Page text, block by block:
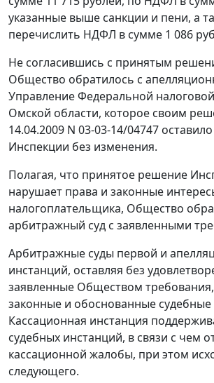
указанные выше санкции и пени, а
перечислить НДФЛ в сумме 1 086
Не согласившись с принятым
Общество обратилось с
Управление Федеральной
Омской области, которое своим
14.04.2009 N 03-03-14/04747
Инспекции без изменения.
Полагая, что принятое решение
нарушает права и законные
налогоплательщика, Общество
арбитражный суд с заявленными
Арбитражные суды первой и
инстанций, оставляя без
заявленные Обществом
законные и обоснованные судебные
Кассационная инстанция
судебных инстанций, в связи с чем
кассационной жалобы, при этом
следующего.